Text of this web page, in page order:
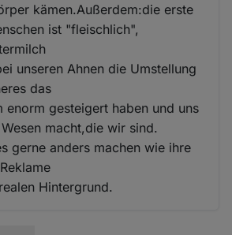
kämen.Außerdem:die erste
ist "fleischlich",
unseren Ahnen die Umstellung
das
enorm gesteigert haben und uns
macht,die wir sind.
gerne anders machen wie ihre
Hintergrund.